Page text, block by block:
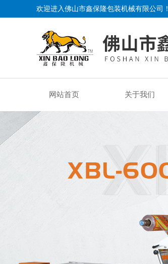
欢迎进入佛山市鑫保隆包装机械有限公司！
网站首页 关于我们